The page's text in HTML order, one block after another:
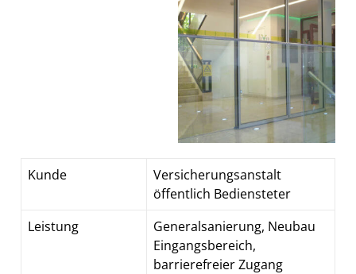
Kunde
Versicherungsanstalt
öffentlich Bediensteter
Leistung
Generalsanierung, Neubau
Eingangsbereich,
barrierefreier Zugang